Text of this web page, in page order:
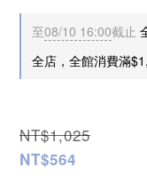
至08/10 16:00截止
全店，全館消費滿
NT$1,025
NT$564